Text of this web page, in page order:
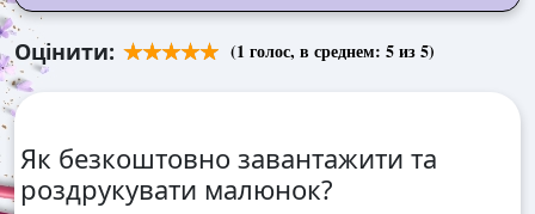
Оцінити: (1 голос, в среднем: 5из 5)
Як безкоштовно завантажити та
роздрукувати малюнок?